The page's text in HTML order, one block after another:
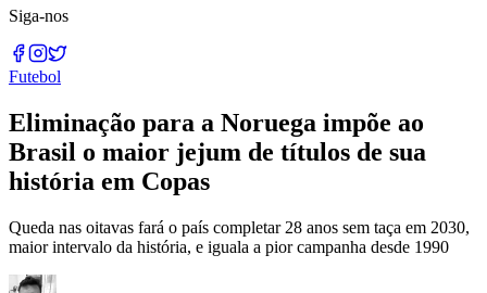
Siga-nos
Futebol
Eliminação para a Noruega impõe ao
Brasil o maior jejum de títulos de sua
história em Copas
Queda nas oitavas fará o país completar 28 anos sem taça em 2030,
maior intervalo da história, e iguala a pior campanha desde 1990